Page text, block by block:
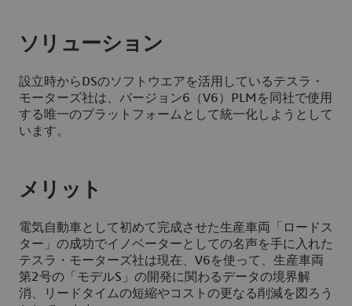
ソリューション
設立時からDSのソフトウエアを活用しているテスラ・
モーターズ社は、バージョン6（V6）PLMを同社で使用
する唯一のプラットフォームとして統一化しようとして
います。
メリット
電気自動車として初めて完成させた生産車両「ロードス
ター」の成功でイノベーターとしての名声を手に入れた
テスラ・モーターズ社は現在、V6を使って、生産車両
第2号の「モデルS」の開発に関わるデータの境界解
消、リードタイムの短縮やコストの更なる削減を図ろう